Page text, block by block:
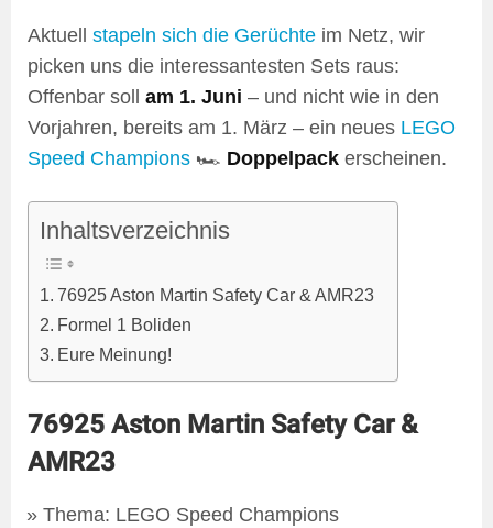
Aktuell stapeln sich die Gerüchte im Netz, wir
picken uns die interessantesten Sets raus:
Offenbar soll am 1. Juni – und nicht wie in den
Vorjahren, bereits am 1. März – ein neues LEGO
Speed Champions 🏎️ Doppelpack erscheinen.
Inhaltsverzeichnis
76925 Aston Martin Safety Car & AMR23
Formel 1 Boliden
Eure Meinung!
76925 Aston Martin Safety Car &
AMR23
Thema: LEGO Speed Champions